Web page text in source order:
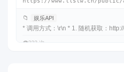
📁 娱乐API
* 调用方式：\r\n * 1. 随机获取：
👁️223 次